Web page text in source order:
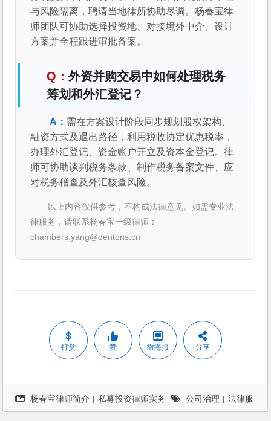
与风险隔离，聘请当地律所协助尽调。杨春宝律
师团队可协助选择投资地、对接境外中介、设计
方案并全程跟进审批备案。
外资并购交易中如何处理税务
筹划和外汇登记？
需在方案设计阶段同步规划股权架构、
融资方式及退出路径，利用税收协定优惠税率，
办理外汇登记、资金账户开立及资本金登记。律
师可协助谈判税务条款、制作税务备案文件、应
对税务稽查及外汇核查风险。
以上内容仅供参考，不构成法律意见。如需专业法
律服务，请联系杨春宝一级律师：
chambers.yang@dentons.cn
打赏 赞 微海报 分享
杨春宝律师简介 | 私募投资律师实务 公司治理 | 法律服